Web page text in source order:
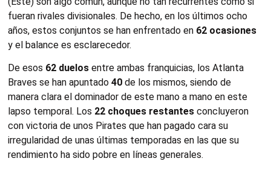
fueran rivales divisionales. De hecho, en los últimos ocho
años, estos conjuntos se han enfrentado en 62 ocasiones
y el balance es esclarecedor.
De esos 62 duelos entre ambas franquicias, los Atlanta
Braves se han apuntado 40 de los mismos, siendo de
manera clara el dominador de este mano a mano en este
lapso temporal. Los 22 choques restantes concluyeron
con victoria de unos Pirates que han pagado cara su
irregularidad de unas últimas temporadas en las que su
rendimiento ha sido pobre en líneas generales.